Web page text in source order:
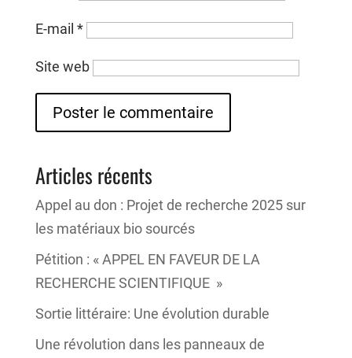
E-mail *
Site web
Articles récents
Appel au don : Projet de recherche 2025 sur
les matériaux bio sourcés
Pétition : « APPEL EN FAVEUR DE LA
RECHERCHE SCIENTIFIQUE »
Sortie littéraire: Une évolution durable
Une révolution dans les panneaux de